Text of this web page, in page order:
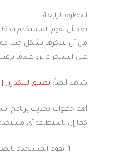
الخطوة الرابعة:
بعد أن يقوم المستخدم
من أن يتذكرها بشكل جيد.
على انستجرام برو عندما
شاهد أيضاً: تطبيق لينكد
أهم خطوات تحديث برنامج
كما إن باستطاعة أي مستخدم